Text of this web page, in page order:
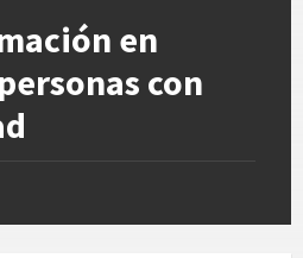
en
con